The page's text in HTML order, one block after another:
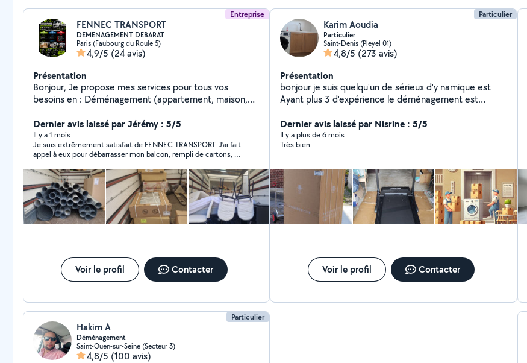
Entreprise
FENNEC TRANSPORT
DEMENAGEMENT DEBARAT
Paris (Faubourg du Roule 5)
4,9/5 (24 avis)
Présentation
Bonjour, Je propose mes services pour tous vos
besoins en : Déménagement (appartement, maison,
Livraison (meubles, électroménager) Travail sérieux et
soigné Intervention rapide Disponible 7j/7 Prix
compétitifs Île-de-France Devis gratuit, n'hésitez pas à
me contacter !
Dernier avis laissé par Jérémy : 5/5
Il y a 1 mois
Je suis extrêmement satisfait de FENNEC TRANSPORT. J’ai fait
appel à eux pour débarrasser mon balcon, rempli de cartons, de
Leur réponse a été très rapide, ils ont parfaitement compris ma
demande, et Madjid, l’intervenant, a été particulièrement
attentionné afin de ne rien abîmer chez moi. Il est intervenu
dès le lendemain matin. Je recommande vivement leurs
services !
Voir le profil Contacter
Particulier
Karim Aoudia
Particulier
Saint-Denis (Pleyel 01)
4,8/5 (273 avis)
Présentation
bonjour je suis quelqu'un de sérieux d'y namique est
Ayant plus 3 d'expérience le déménagement est
Dernier avis laissé par Nisrine : 5/5
Il y a plus de 6 mois
Très bien
Voir le profil Contacter
Particulier
Hakim A
Déménagement
Saint-Ouen-sur-Seine (Secteur 3)
4,8/5 (100 avis)